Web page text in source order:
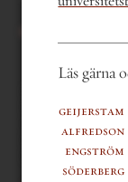
Läs gärna
geijerstam
alfredson
engström
söderberg
mer om boken
läsfokus
sök i verket
sök i